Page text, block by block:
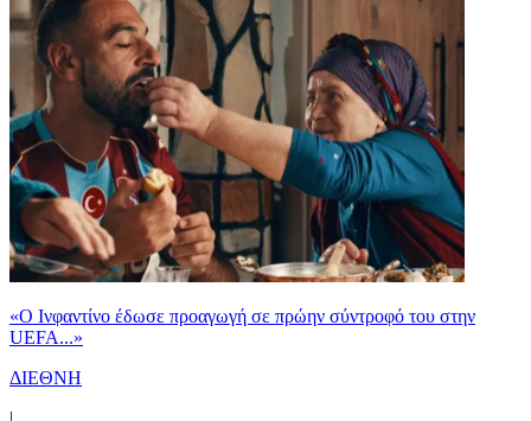
«Ο Ινφαντίνο έδωσε προαγωγή σε πρώην σύντροφό του στην
UEFA...»
ΔΙΕΘΝΗ